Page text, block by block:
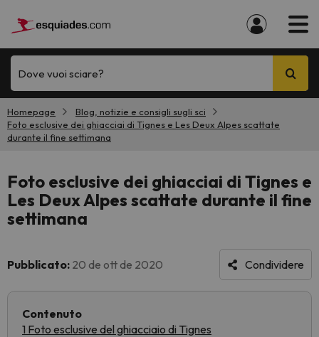
Dove vuoi sciare?
Homepage
Blog, notizie e consigli sugli sci
Foto esclusive dei ghiacciai di Tignes e Les Deux Alpes scattate
durante il fine settimana
Foto esclusive dei ghiacciai di Tignes e
Les Deux Alpes scattate durante il fine
settimana
Pubblicato: 20 de ott de 2020 Condividere
Contenuto
1 Foto esclusive del ghiacciaio di Tignes